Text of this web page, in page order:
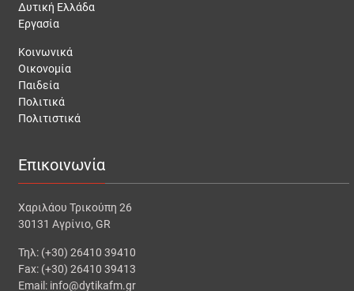
Δυτική Ελλάδα
Εργασία
Κοινωνικά
Οικονομία
Παιδεία
Πολιτικά
Πολιτιστικά
Επικοινωνία
Χαριλάου Τρικούπη 26
30131 Αγρίνιο, GR
Τηλ: (+30) 26410 39410
Fax: (+30) 26410 39413
Email: info@dytikafm.gr